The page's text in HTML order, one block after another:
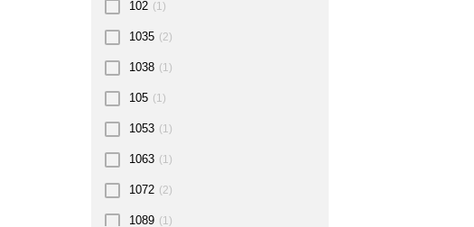
102 (1)
1035 (2)
1038 (1)
105 (1)
1053 (1)
1063 (1)
1072 (2)
1089 (1)